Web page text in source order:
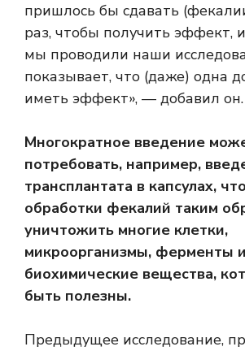
пришлось бы сдавать
раз, чтобы получить эффект,
мы проводили наши
показывает, что (даже) одна
иметь эффект», — добавил он.
Многократное введение
потребовать, например,
трансплантата в капсулах,
обработки фекалий таким
уничтожить многие клетки,
микроорганизмы, ферменты и
биохимические вещества,
быть полезны.
Предыдущее исследование,